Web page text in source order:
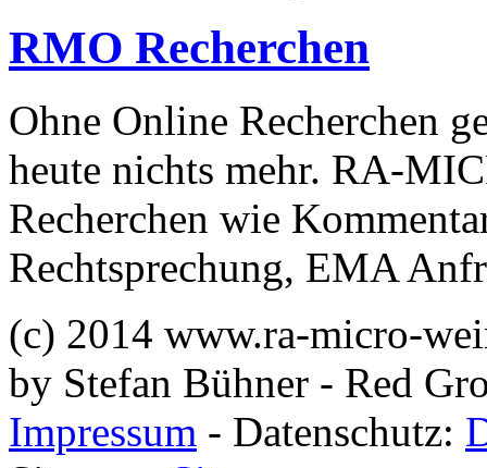
RMO Recherchen
Ohne Online Recherchen
heute nichts mehr. RA-
Recherchen wie
Rechtsprechung, EMA
(c) 2014 www.ra-micro-
by Stefan Bühner - Red
Impressum - Datenschutz: